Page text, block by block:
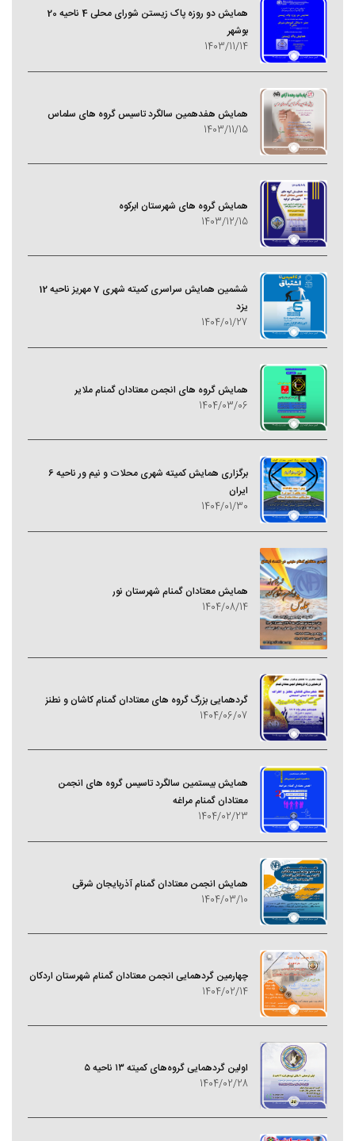
همایش دو روزه پاک زیستن شورای محلی 4 ناحیه 20
بوشهر
1403/11/14
همایش هفدهمین سالگرد تاسیس گروه های سلماس
1403/11/15
همایش گروه های شهرستان ابرکوه
1403/12/15
ششمین همایش سراسری کمیته شهری 7 مهریز ناحیه 12
یزد
1404/01/27
همایش گروه های انجمن معتادان گمنام ملایر
1404/03/06
برگزاری همایش کمیته شهری محلات و نیم ور ناحیه 6
ایران
1404/01/30
همایش معتادان گمنام شهرستان نور
1404/08/14
گردهمایی بزرگ گروه های معتادان گمنام کاشان و نطنز
1404/06/07
همایش بیستمین سالگرد تاسیس گروه های انجمن
معتادان گمنام مراغه
1404/02/23
همایش انجمن معتادان گمنام آذربایجان شرقی
1404/03/10
چهارمین گردهمایی انجمن معتادان گمنام شهرستان اردکان
1404/02/14
اولین گردهمایی گروه‌های کمیته ۱۳ ناحیه ۵
1404/02/28